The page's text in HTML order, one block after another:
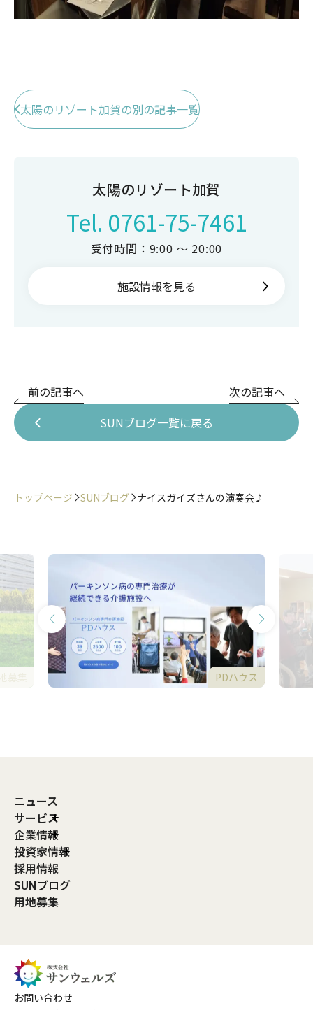
太陽のリゾート加賀の別の記事一覧
太陽のリゾート加賀
Tel. 0761-75-7461
受付時間：9:00 ～ 20:00
施設情報を見る
前の記事へ
SUNブログ一覧に戻る
次の記事へ
トップページ SUNブログ ナイスガイズさんの演奏会♪
PDハウス
ニュース
サービス
企業情報
投資家情報
採用情報
SUNブログ
用地募集
お問い合わせ